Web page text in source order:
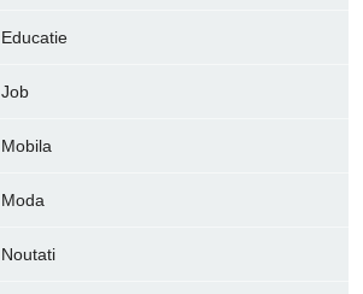
Educatie
Job
Mobila
Moda
Noutati